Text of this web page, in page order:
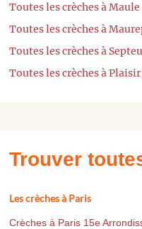
Toutes les crèches à Maule
Toutes les crèches à
Toutes les crèches à
Toutes les crèches à Plaisir
Trouver
Les crèches à Paris
Crèches à Paris 15e